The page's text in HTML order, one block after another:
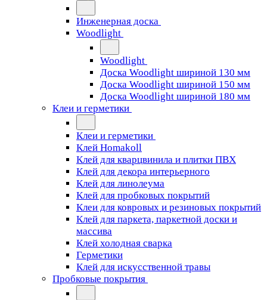
Инженерная доска
Woodlight
Woodlight
Доска Woodlight шириной 130 мм
Доска Woodlight шириной 150 мм
Доска Woodlight шириной 180 мм
Клеи и герметики
Клеи и герметики
Клей Homakoll
Клей для кварцвинила и плитки ПВХ
Клей для декора интерьерного
Клей для линолеума
Клей для пробковых покрытий
Клеи для ковровых и резиновых покрытий
Клей для паркета, паркетной доски и
массива
Клей холодная сварка
Герметики
Клей для искусственной травы
Пробковые покрытия